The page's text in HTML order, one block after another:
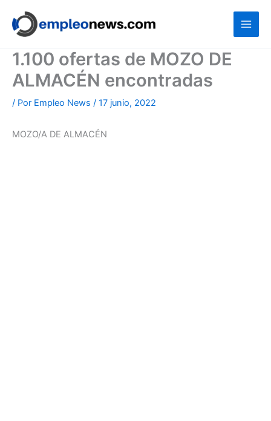
contenido
1.100 ofertas de MOZO DE
ALMACÉN encontradas
/ Por Empleo News / 17 junio, 2022
MOZO/A DE ALMACÉN